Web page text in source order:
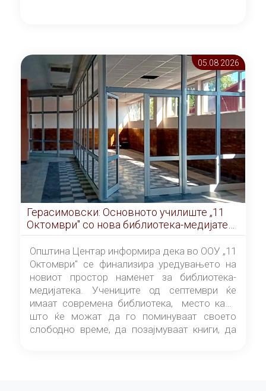
05.08 2026
Герасимовски: Основното училиште „11
Октомври" со нова библиотека-медијатека
од септември
Општина Центар информира дека во ООУ „11
Октомври" се финализира уредувањето на
новиот простор наменет за библиотека-
медијатека. Учениците од септември ќе
имаат современа библиотека, место каде
што ќе можат да го поминуваат своето
слободно време, да позајмуваат книги, да